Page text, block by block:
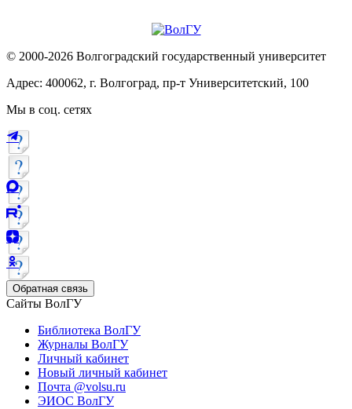
© 2000-2026 Волгоградский государственный университет
Адрес: 400062, г. Волгоград, пр-т Университетский, 100
Мы в соц. сетях
Обратная связь
Сайты ВолГУ
Библиотека ВолГУ
Журналы ВолГУ
Личный кабинет
Новый личный кабинет
Почта @volsu.ru
ЭИОС ВолГУ